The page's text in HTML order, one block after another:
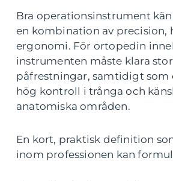
Bra operationsinstrument
en kombination av precision,
ergonomi. För ortopedin
instrumenten måste klara
påfrestningar, samtidigt som
hög kontroll i trånga och
anatomiska områden.
En kort, praktisk definition
inom professionen kan